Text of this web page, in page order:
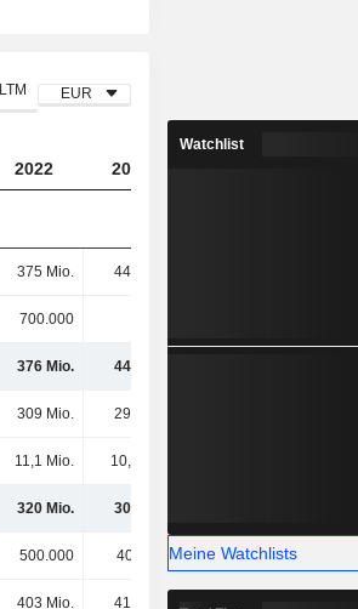
LTM EUR
2022 2023
375 Mio. 444 Mio.
700.000
376 Mio. 445 Mio.
309 Mio. 294 Mio.
11,1 Mio. 10,7 Mio.
320 Mio. 305 Mio.
500.000 400.000 800.000
403 Mio. 419 Mio.
Watchlist
Meine Watchlists